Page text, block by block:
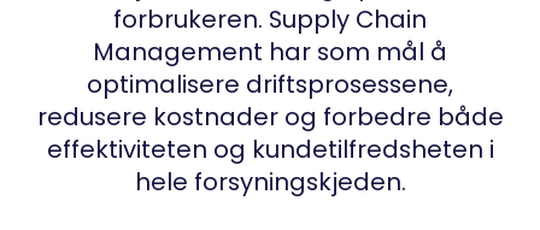
forbrukeren. Supply Chain
Management har som mål å
optimalisere driftsprosessene,
redusere kostnader og forbedre både
effektiviteten og kundetilfredsheten i
hele forsyningskjeden.